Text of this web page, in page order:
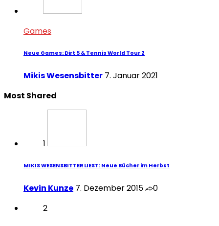
Games
Neue Games: Dirt 5 & Tennis World Tour 2
Mikis Wesensbitter 7. Januar 2021
Most Shared
1
MIKIS WESENSBITTER LIEST: Neue Bücher im Herbst
Kevin Kunze 7. Dezember 2015
0
2